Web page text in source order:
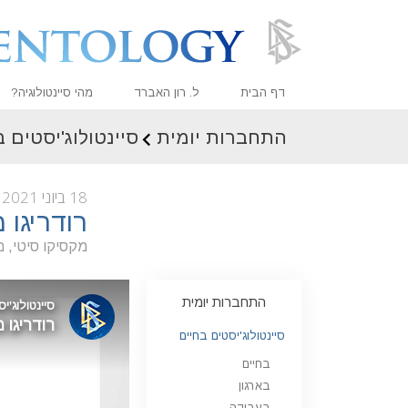
דף הבית ל. רון האברד מהי סיינטולוגיה?
אמונות ועיסוק
מה סיינטולוגים
העקרונות הבסיסיים
מבוא לדיאנטיקה
התחברות יומית סיינטולוג'יסטים
18 ביוני 2021
מקסיקו סיטי,
התחברות יומית
סיינטולוג'יסטים בחיים
בחיים
בארגון